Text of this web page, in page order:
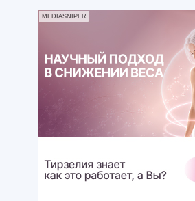
MEDIASNIPER